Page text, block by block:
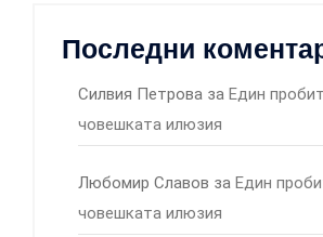
Последни
Силвия Петрова за Един
човешката илюзия
Любомир Славов за Един
човешката илюзия